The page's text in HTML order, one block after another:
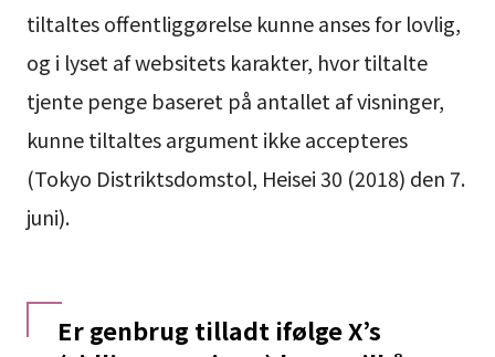
tiltaltes offentliggørelse kunne anses for lovlig,
og i lyset af websitets karakter, hvor tiltalte
tjente penge baseret på antallet af visninger,
kunne tiltaltes argument ikke accepteres
(Tokyo Distriktsdomstol, Heisei 30 (2018) den 7.
juni).
Er genbrug tilladt ifølge X’s